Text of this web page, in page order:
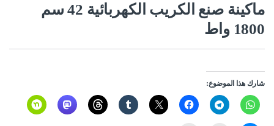
ماكينة صنع الكريب الكهربائية 42 سم
1800 واط
شارك هذا الموضوع: